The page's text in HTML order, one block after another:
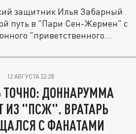
защитник Илья Забарный
путь в "Пари Сен-Жермен" с
"приветственного...
12 АВГУСТА 22:28
ТОЧНО: ДОННАРУММА
ИЗ "ПСЖ". ВРАТАРЬ
С ФАНАТАМИ